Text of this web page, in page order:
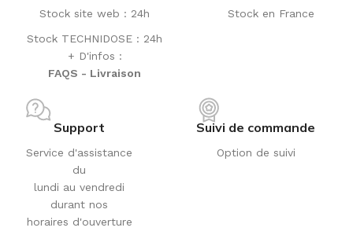
Stock site web : 24h
Stock TECHNIDOSE : 24h
+ D'infos :
FAQS - Livraison
Stock en France
Support
Service d'assistance
du
lundi au vendredi
durant nos
horaires d'ouverture
Suivi de commande
Option de suivi